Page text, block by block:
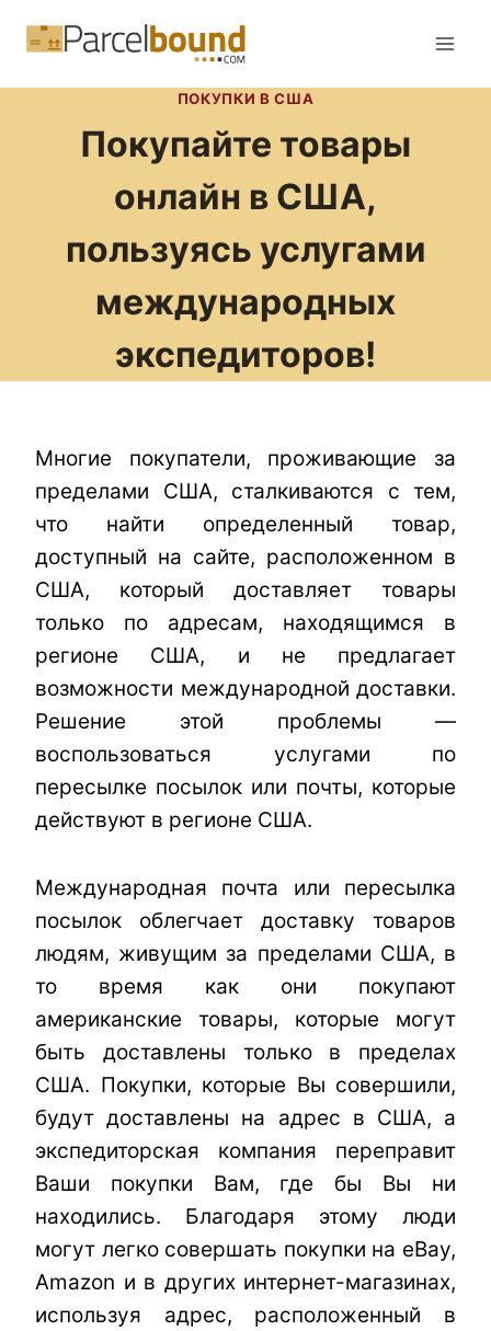
ПОКУПКИ В США
Покупайте товары
онлайн в США,
пользуясь услугами
международных
экспедиторов!
Многие покупатели, проживающие за
пределами США, сталкиваются с тем,
что найти определенный товар,
доступный на сайте, расположенном в
США, который доставляет товары
только по адресам, находящимся в
регионе США, и не предлагает
возможности международной доставки.
Решение этой проблемы —
воспользоваться услугами по
пересылке посылок или почты, которые
действуют в регионе США.
Международная почта или пересылка
посылок облегчает доставку товаров
людям, живущим за пределами США, в
то время как они покупают
американские товары, которые могут
быть доставлены только в пределах
США. Покупки, которые Вы совершили,
будут доставлены на адрес в США, а
экспедиторская компания переправит
Ваши покупки Вам, где бы Вы ни
находились. Благодаря этому люди
могут легко совершать покупки на eBay,
Amazon и в других интернет-магазинах,
используя адрес, расположенный в